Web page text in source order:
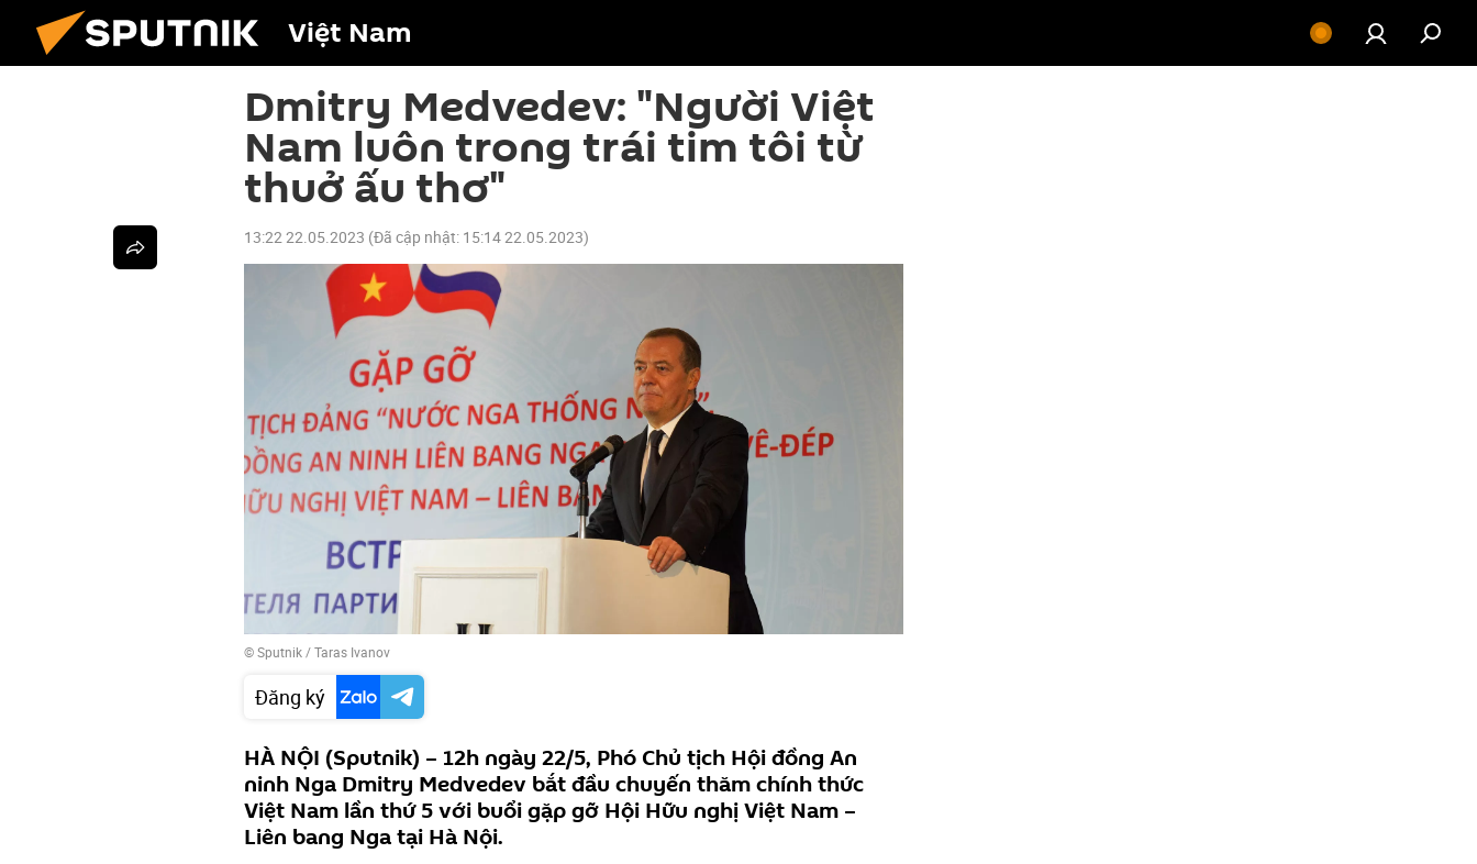
Việt Nam
Dmitry Medvedev: "Người Việt
Nam luôn trong trái tim tôi từ
thuở ấu thơ"
13:22 22.05.2023 (Đã cập nhật: 15:14 22.05.2023)
© Sputnik / Taras Ivanov
Đăng ký
HÀ NỘI (Sputnik) – 12h ngày 22/5, Phó Chủ tịch Hội đồng An
ninh Nga Dmitry Medvedev bắt đầu chuyến thăm chính thức
Việt Nam lần thứ 5 với buổi gặp gỡ Hội Hữu nghị Việt Nam –
Liên bang Nga tại Hà Nội.